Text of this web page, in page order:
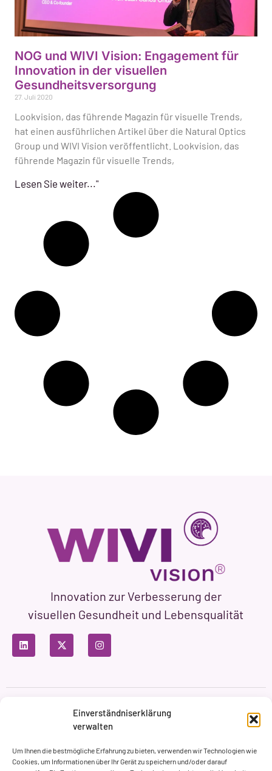
Einverständniserklärung
verwalten
Um Ihnen die bestmögliche Erfahrung zu bieten, verwenden wir Technologien wie
Cookies, um Informationen über Ihr Gerät zu speichern und/oder darauf
NOG und WIVI Vision: Engagement für
Innovation in der visuellen
Gesundheitsversorgung
27. Juli 2020
Lookvision, das führende Magazin für visuelle Trends,
hat einen ausführlichen Artikel über die Natural Optics
Group und WIVI Vision veröffentlicht. Lookvision, das
führende Magazin für visuelle Trends,
Lesen Sie weiter..."
Innovation zur Verbesserung der
visuellen Gesundheit und Lebensqualität
Datenschutzbestimmungen
Nutzungsbedingungen
Cookie-Richtlinie